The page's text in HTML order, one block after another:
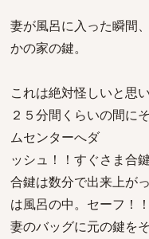
妻が風呂に入った瞬間
かの家の鍵。
これは絶対怪しいと思
２５分間くらいの間に
ムセンターへダ
ッシュ！！すぐさま合
合鍵は数分で出来上が
は風呂の中。セーフ！！
妻のバッグに元の鍵を